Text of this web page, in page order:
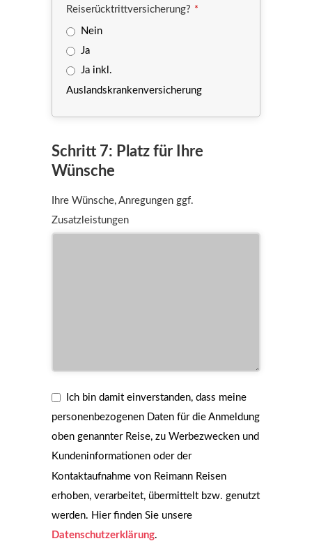
Reiserücktrittversicherung? *
Nein
Ja
Ja inkl.
Auslandskrankenversicherung
Schritt 7: Platz für Ihre
Wünsche
Ihre Wünsche, Anregungen ggf.
Zusatzleistungen
Ich bin damit einverstanden, dass meine
personenbezogenen Daten für die Anmeldung
oben genannter Reise, zu Werbezwecken und
Kundeninformationen oder der
Kontaktaufnahme von Reimann Reisen
erhoben, verarbeitet, übermittelt bzw. genutzt
werden. Hier finden Sie unsere
Datenschutzerklärung.